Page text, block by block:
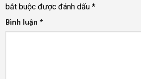
bắt buộc được đánh dấu *
Bình luận *